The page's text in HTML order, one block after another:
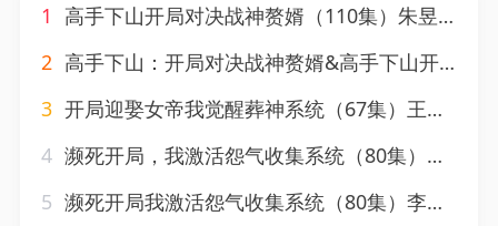
1
高手下山开局对决战神赘婿（110集）朱昱熹&宋瑞
2 高手下山：开局对决战神赘婿&高手下山开局对决战神赘婿（110集）朱昱熹&宋瑞
3 开局迎娶女帝我觉醒葬神系统（67集）王珞嘉&刘霖诺
4 濒死开局，我激活怨气收集系统（80集）李曾&贾恒洋
5 濒死开局我激活怨气收集系统（80集）李曾&贾恒洋